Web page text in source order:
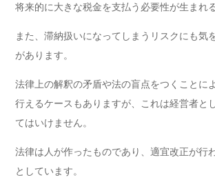
将来的に大きな税金を支払う必要性が生まれ
また、滞納扱いになってしまうリスクにも気
があります。
法律上の解釈の矛盾や法の盲点をつくことに
行えるケースもありますが、これは経営者と
てはいけません。
法律は人が作ったものであり、適宜改正が行
としています。